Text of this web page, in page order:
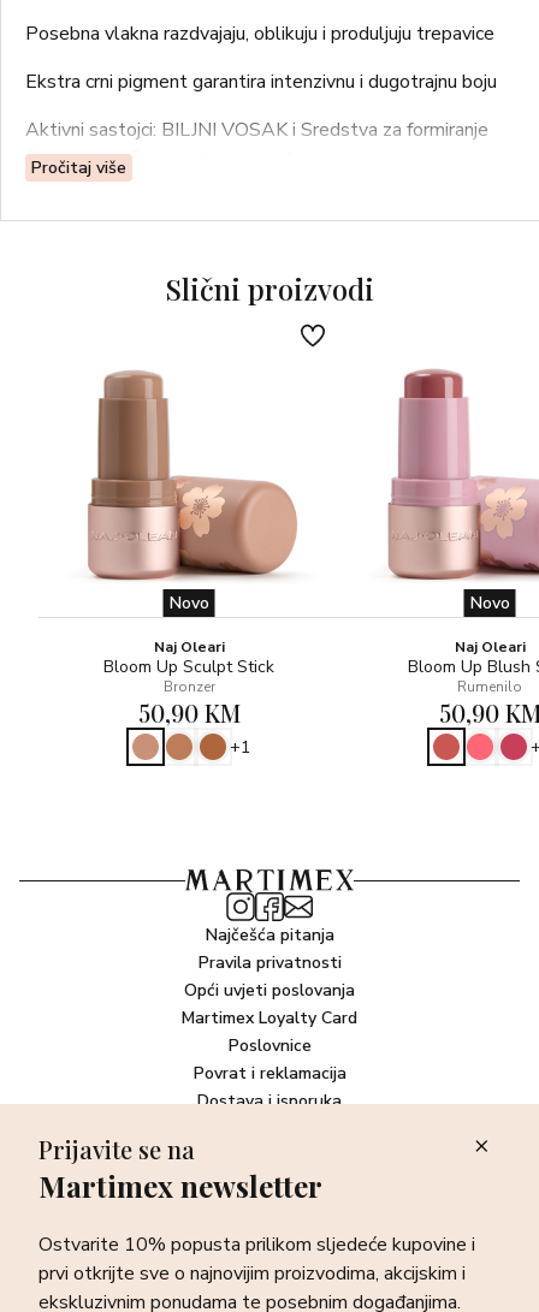
Posebna vlakna razdvajaju, oblikuju i produljuju trepavice
Ekstra crni pigment garantira intenzivnu i dugotrajnu boju
Aktivni sastojci: BILJNI VOSAK i Sredstva za formiranje
filma za savršeno prekrivanje i dugotrajnost
Pročitaj više
Slični proizvodi
Novo
Naj Oleari
Bloom Up Sculpt Stick
Bronzer
50,90 KM
+1
Novo
Naj Oleari
Bloom Up Blush
Rumenilo
50,90
Najčešća pitanja
Pravila privatnosti
Opći uvjeti poslovanja
Martimex Loyalty Card
Poslovnice
Povrat i reklamacija
Dostava i isporuka
Newsletter
sve o najnovijim proizvodima, akcijskim i ekskluzivnim
ponudama te posebnim događanjima.
Prijava
Prijavite se na
Martimex newsletter
Ostvarite 10% popusta prilikom sljedeće kupovine i
prvi otkrijte sve o najnovijim proizvodima, akcijskim i
ekskluzivnim ponudama te posebnim događanjima.